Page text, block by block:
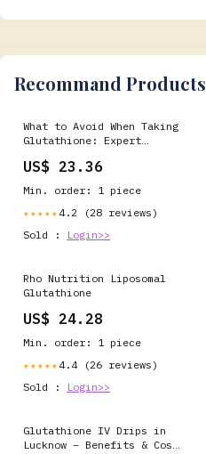
para impulsar aún más tus
Recommand Products
What to Avoid When Taking
Glutathione: Expert
– TALSEN CHEM
US$ 23.36
Min. order: 1 piece
★★★★★ 4.2 (28 reviews)
Sold :
Login>>
Rho Nutrition Liposomal
Glutathione
US$ 24.28
Min. order: 1 piece
★★★★★ 4.4 (26 reviews)
Sold :
Login>>
Glutathione IV Drips in
Lucknow – Benefits & Cost